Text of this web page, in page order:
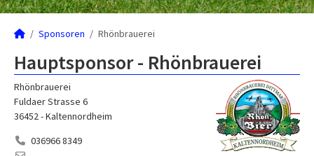
Sponsoren Rhönbrauerei
Hauptsponsor - Rhönbrauerei
Rhönbrauerei
Fuldaer Strasse 6
36452 - Kaltennordheim
036966 8349